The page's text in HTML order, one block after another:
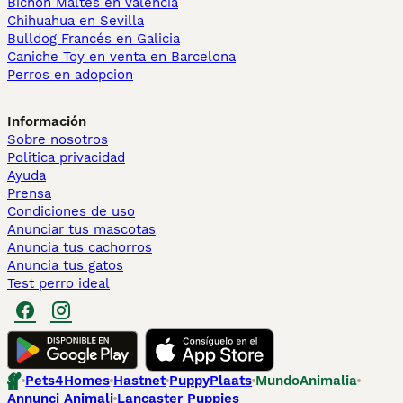
Chihuahua en Sevilla
Bulldog Francés en Galicia
Caniche Toy en venta en Barcelona
Perros en adopcion
Información
Sobre nosotros
Politica privacidad
Ayuda
Prensa
Condiciones de uso
Anunciar tus mascotas
Anuncia tus cachorros
Anuncia tus gatos
Test perro ideal
Pets4Homes Hastnet PuppyPlaats MundoAnimalia
Annunci Animali Lancaster Puppies